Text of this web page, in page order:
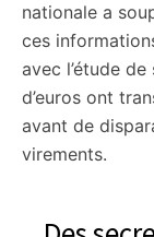
nationale a
ces
avec l’étude
d’euros ont
avant de
virements.